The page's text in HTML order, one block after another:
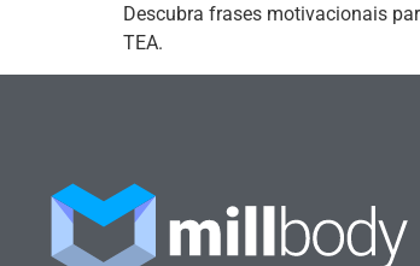
Descubra frases motivacionais
TEA.